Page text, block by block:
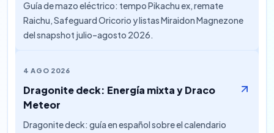
Guía de mazo eléctrico: tempo Pikachu ex, remate
Raichu, Safeguard Oricorio y listas Miraidon Magnezone
del snapshot julio–agosto 2026.
4 AGO 2026
Dragonite deck: Energía mixta y Draco
Meteor
Dragonite deck: guía en español sobre el calendario